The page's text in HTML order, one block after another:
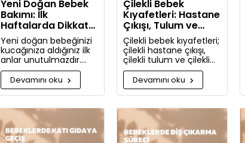
Yeni Doğan Bebek
Bakımı: İlk
Haftalarda Dikkat
Edilmesi Gerekenler
Yeni doğan bebeğinizi
kucağınıza aldığınız ilk
anlar unutulmazdır.
İşte yeni doğan bebek
bakımında dikkat
etmeniz gerekenler:
Devamını oku
Çilekli Bebek
Kıyafetleri: Hastane
Çıkışı, Tulum ve
Takım Seçenekleri
Çilekli bebek kıyafetleri;
çilekli hastane çıkışı,
çilekli tulum ve çilekli
takım gibi seçeneklerle
bebeğinize tatlılık
katıyor. Kız ve erkek
bebekler için özel
tasarlanmış, organik
pamuktan üretilmiş şık
ve rahat kıyafetleri
keşfedin.
Devamını oku